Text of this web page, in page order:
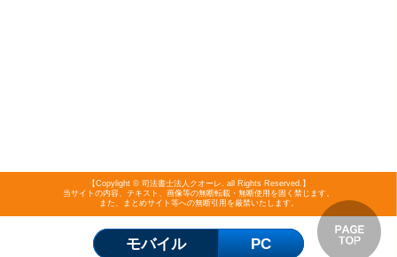
【Copylight © 司法書士法人クオーレ. all Rights Reserved.】
当サイトの内容、テキスト、画像等の無断転載・無断使用を固く禁じます。
また、まとめサイト等への無断引用を厳禁いたします。
モバイル PC